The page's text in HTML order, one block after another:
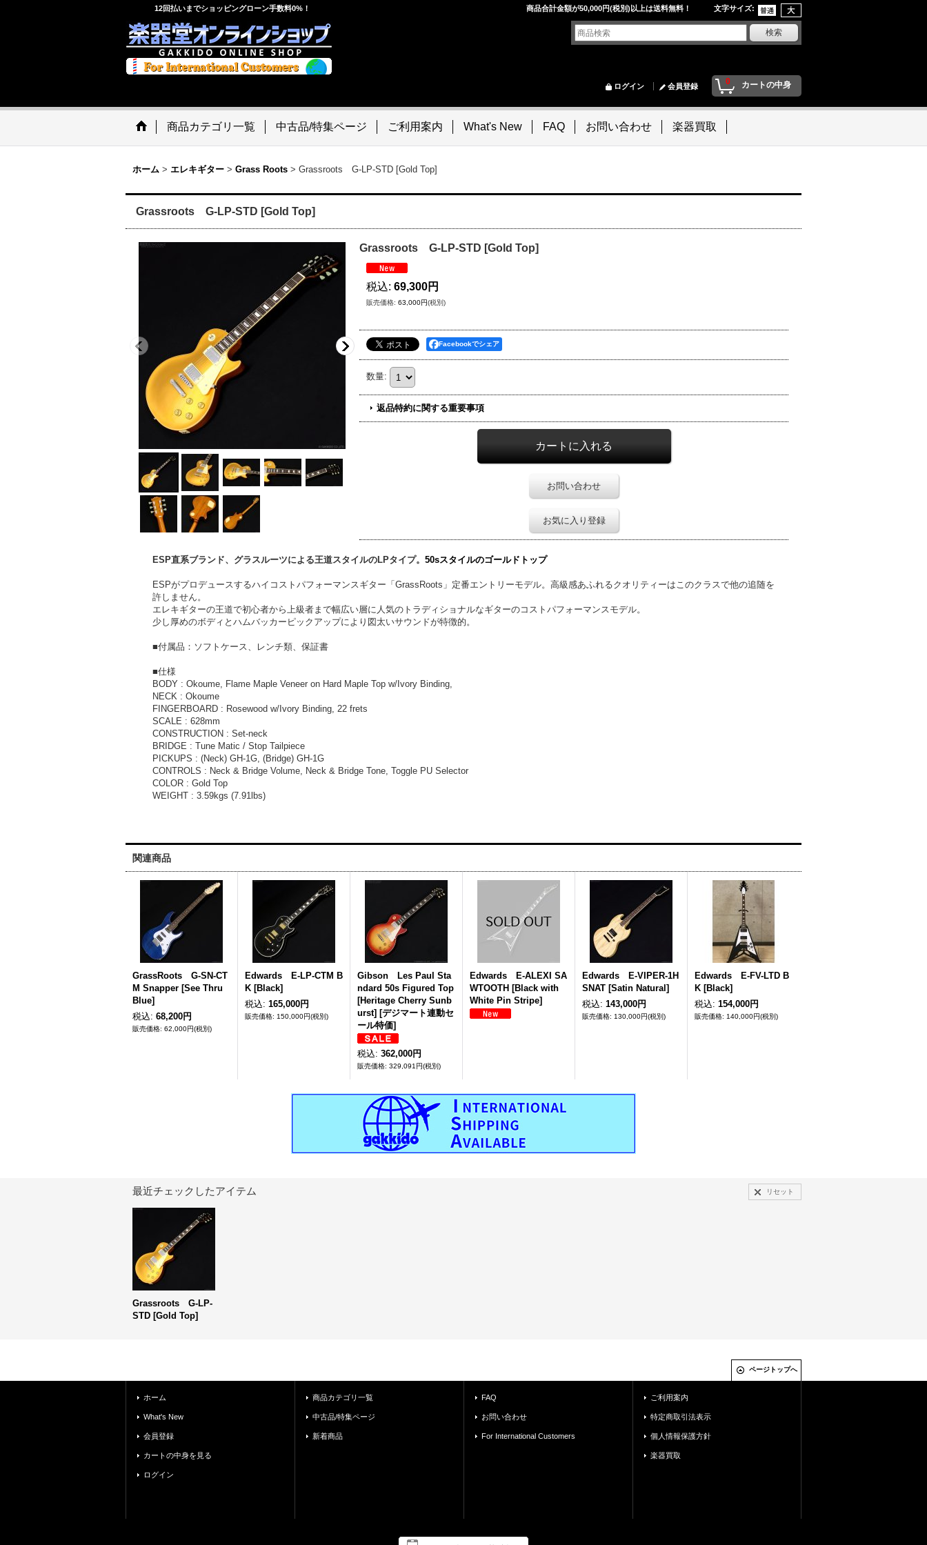
12回払いまでショッピングローン手数料0%！ 商品合計金額が50,000円(税別)以上は送料無料！ 文字サイズ:
0 カートの中身
ログイン 会員登録
商品カテゴリ一覧 中古品/特集ページ ご利用案内 What's New FAQ お問い合わせ 楽器買取
ホーム > エレキギター > Grass Roots > Grassroots G-LP-STD [Gold Top]
Grassroots G-LP-STD [Gold Top]
Grassroots G-LP-STD [Gold Top]
販売価格: 63,000円(税別)
税込: 69,300円
Facebookでシェア
数量:
返品特約に関する重要事項
お問い合わせ
お気に入り登録
ESP直系ブランド、グラスルーツによる王道スタイルのLPタイプ。 50sスタイルのゴールドトップ
ESPがプロデュースするハイコストパフォーマンスギター「GrassRoots」定番エントリーモデル。高級感あふれるクオリティーはこのクラスで他の追随を
許しません。
エレキギターの王道で初心者から上級者まで幅広い層に人気のトラディショナルなギターのコストパフォーマンスモデル。
少し厚めのボディとハムバッカーピックアップにより図太いサウンドが特徴的。
■付属品：ソフトケース、レンチ類、保証書
■仕様
BODY : Okoume, Flame Maple Veneer on Hard Maple Top w/Ivory Binding,
NECK : Okoume
FINGERBOARD : Rosewood w/Ivory Binding, 22 frets
SCALE : 628mm
CONSTRUCTION : Set-neck
BRIDGE : Tune Matic / Stop Tailpiece
PICKUPS : (Neck) GH-1G, (Bridge) GH-1G
CONTROLS : Neck & Bridge Volume, Neck & Bridge Tone, Toggle PU Selector
COLOR : Gold Top
WEIGHT : 3.59kgs (7.91lbs)
関連商品
GrassRoots G-SN-CT
M Snapper [See Thru
Blue]
62,000円(税別)
税込: 68,200円
Edwards E-LP-CTM B
K [Black]
150,000円(税別)
税込: 165,000円
Gibson Les Paul Sta
ndard 50s Figured Top
[Heritage Cherry Sunb
urst] [デジマート連動セ
ール特価]
329,091円(税別)
税込: 362,000円
Edwards E-ALEXI SA
WTOOTH [Black with
White Pin Stripe]
Edwards E-VIPER-1H
SNAT [Satin Natural]
130,000円(税別)
税込: 143,000円
Edwards E-FV-LTD B
K [Black]
140,000円(税別)
税込: 154,000円
最近チェックしたアイテム リセット
Grassroots G-LP-
STD [Gold Top]
ページトップへ
ホーム
What's New
会員登録
カートの中身を見る
ログイン
商品カテゴリ一覧
中古品/特集ページ
新着商品
FAQ
お問い合わせ
For International Customers
ご利用案内
特定商取引法表示
個人情報保護方針
楽器買取